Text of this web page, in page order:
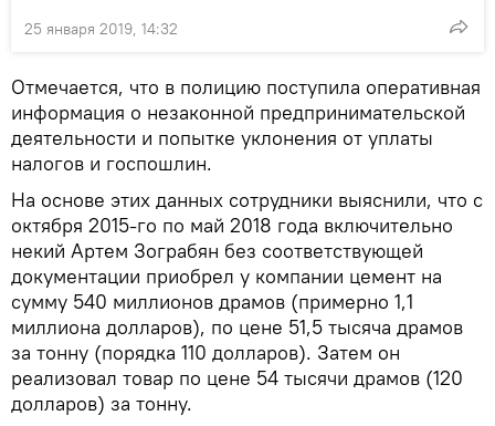
25 января 2019, 14:32
Отмечается, что в полицию поступила оперативная
информация о незаконной предпринимательской
деятельности и попытке уклонения от уплаты
налогов и госпошлин.
На основе этих данных сотрудники выяснили, что с
октября 2015-го по май 2018 года включительно
некий Артем Зограбян без соответствующей
документации приобрел у компании цемент на
сумму 540 миллионов драмов (примерно 1,1
миллиона долларов), по цене 51,5 тысяча драмов
за тонну (порядка 110 долларов). Затем он
реализовал товар по цене 54 тысячи драмов (120
долларов) за тонну.